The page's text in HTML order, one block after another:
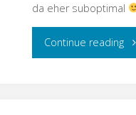
da eher suboptimal
Continue reading